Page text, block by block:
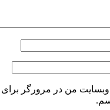
وبسایت من در مرورگر